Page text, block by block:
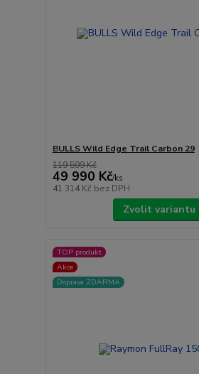
BULLS Wild Edge Trail Carbon 29
119 599 Kč
49 990 Kč/ks
41 314 Kč bez DPH
Zvolit variantu
TOP produkt
Akce
Doprava ZDARMA